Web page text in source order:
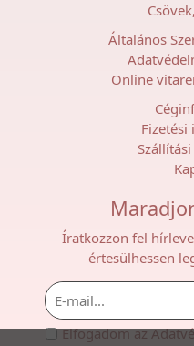
Általános
Online
Íratkozzon fel
értesülhessen
Elfogadom az